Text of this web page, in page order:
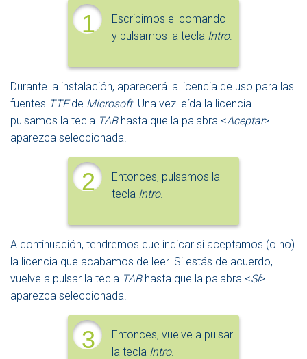
1
Escribimos el comando
y pulsamos la tecla Intro.
Durante la instalación, aparecerá la licencia de uso para las
fuentes TTFde Microsoft. Una vez leída la licencia
pulsamos la tecla TABhasta que la palabra <Aceptar>
aparezca seleccionada.
2
Entonces, pulsamos la
tecla Intro.
A continuación, tendremos que indicar si aceptamos (o no)
la licencia que acabamos de leer. Si estás de acuerdo,
vuelve a pulsar la tecla TABhasta que la palabra <Sí>
aparezca seleccionada.
3
Entonces, vuelve a pulsar
la tecla Intro.